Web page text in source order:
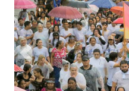
Previous